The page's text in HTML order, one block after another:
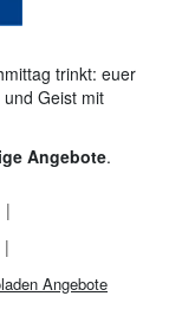
trinkt: euer
Geist mit
bietet
bis hin
viele Kunden.
Angebote.
Angebote